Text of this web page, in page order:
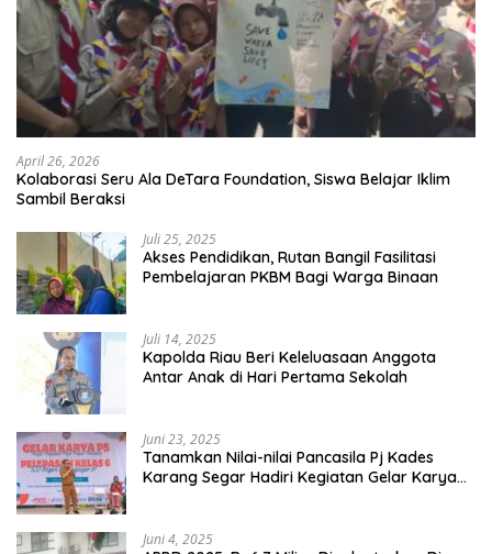
April 26, 2026
Kolaborasi Seru Ala DeTara Foundation, Siswa Belajar Iklim
Sambil Beraksi
Juli 25, 2025
Akses Pendidikan, Rutan Bangil Fasilitasi
Pembelajaran PKBM Bagi Warga Binaan
Juli 14, 2025
Kapolda Riau Beri Keleluasaan Anggota
Antar Anak di Hari Pertama Sekolah
Juni 23, 2025
Tanamkan Nilai-nilai Pancasila Pj Kades
Karang Segar Hadiri Kegiatan Gelar Karya
Juni 4, 2025